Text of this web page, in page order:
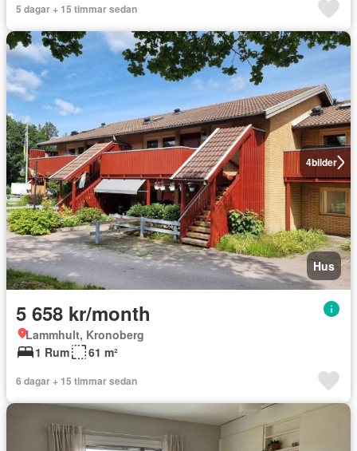
5 dagar + 15 timmar sedan
4bilder
Hus
5 658 kr/month
Lammhult, Kronoberg
1 Rum
61 m²
6 dagar + 15 timmar sedan